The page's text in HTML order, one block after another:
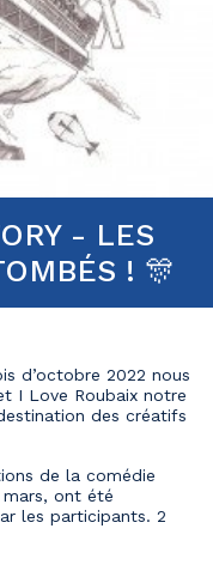
- LES
! 🎊
d’octobre 2022 nous
I Love Roubaix notre
des créatifs
de la comédie
mars, ont été
les participants. 2